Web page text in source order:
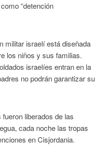
“detención
militar israelí está diseñada
los niños y sus familias.
israelíes entran en la
no podrán garantizar su
liberados de las
cada noche las tropas
en Cisjordania.